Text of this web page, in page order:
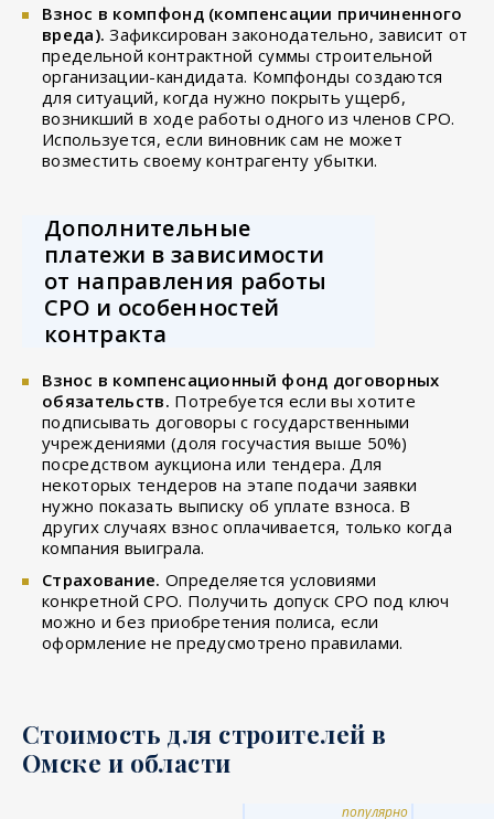
Взнос в компфонд (компенсации причиненного
вреда). Зафиксирован законодательно, зависит от
предельной контрактной суммы строительной
организации-кандидата. Компфонды создаются
для ситуаций, когда нужно покрыть ущерб,
возникший в ходе работы одного из членов СРО.
Используется, если виновник сам не может
возместить своему контрагенту убытки.
Дополнительные
платежи в зависимости
от направления работы
СРО и особенностей
контракта
Взнос в компенсационный фонд договорных
обязательств. Потребуется если вы хотите
подписывать договоры с государственными
учреждениями (доля госучастия выше 50%)
посредством аукциона или тендера. Для
некоторых тендеров на этапе подачи заявки
нужно показать выписку об уплате взноса. В
других случаях взнос оплачивается, только когда
компания выиграла.
Страхование. Определяется условиями
конкретной СРО. Получить допуск СРО под ключ
можно и без приобретения полиса, если
оформление не предусмотрено правилами.
Стоимость для строителей в
Омске и области
популярно